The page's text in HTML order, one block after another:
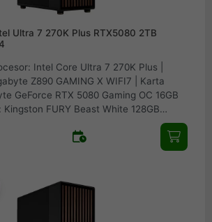
Ultra 7 270K Plus RTX5080 2TB
Intel Core Ultra 7 270K Plus |
Z890 GAMING X WIFI7 | Karta
GeForce RTX 5080 Gaming OC 16GB
Kingston FURY Beast White 128GB
CL40 | Dysk: Samsung SSD 990 PRO
Gen4 | Obudowa: Fractal Design
EK Water Blocks EK-Nucleus AIO